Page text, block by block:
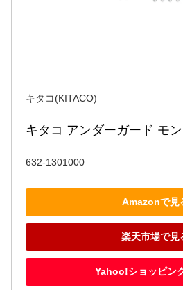
キタコ(KITACO)
キタコ アンダーガード モ
632-1301000
Amazonで見
楽天市場で見
Yahoo!ショッピン